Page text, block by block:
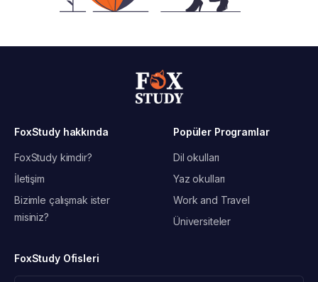
FoxStudy hakkında
FoxStudy kimdir?
İletişim
Bizimle çalışmak ister
misiniz?
Popüler Programlar
Dil okulları
Yaz okulları
Work and Travel
Üniversiteler
FoxStudy Ofisleri